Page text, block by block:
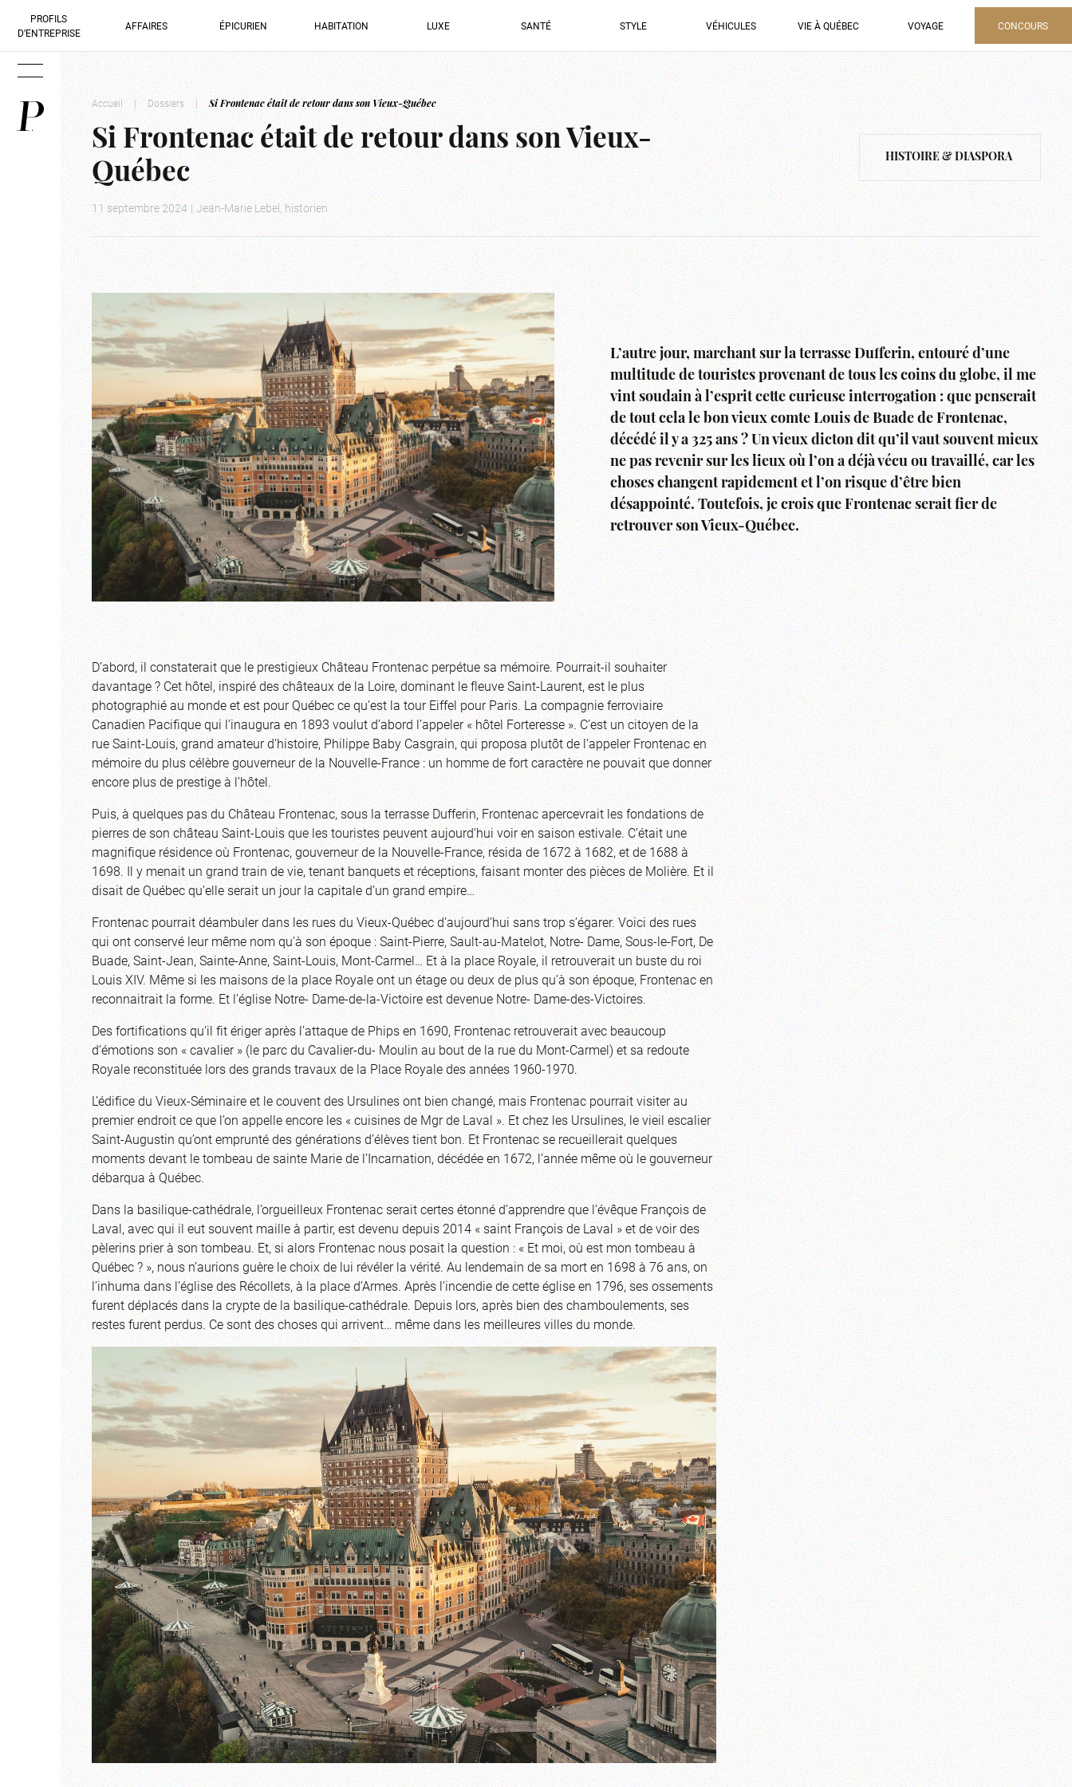
PROFILS
D’ENTREPRISE
AFFAIRES ÉPICURIEN HABITATION LUXE SANTÉ STYLE VÉHICULES VIE À QUÉBEC VOYAGE CONCOURS
Accueil | Dossiers | Si Frontenac était de retour dans son Vieux-Québec
Si Frontenac était de retour dans son Vieux-
Québec
11 septembre 2024 | Jean-Marie Lebel, historien
HISTOIRE & DIASPORA
L’autre jour, marchant sur la terrasse Dufferin, entouré d’une
multitude de touristes provenant de tous les coins du globe, il me
vint soudain à l’esprit cette curieuse interrogation : que penserait
de tout cela le bon vieux comte Louis de Buade de Frontenac,
décédé il y a 325 ans ? Un vieux dicton dit qu’il vaut souvent mieux
ne pas revenir sur les lieux où l’on a déjà vécu ou travaillé, car les
choses changent rapidement et l’on risque d’être bien
désappointé. Toutefois, je crois que Frontenac serait fier de
retrouver son Vieux-Québec.
D’abord, il constaterait que le prestigieux Château Frontenac perpétue sa mémoire. Pourrait-il souhaiter
davantage ? Cet hôtel, inspiré des châteaux de la Loire, dominant le fleuve Saint-Laurent, est le plus
photographié au monde et est pour Québec ce qu’est la tour Eiffel pour Paris. La compagnie ferroviaire
Canadien Pacifique qui l’inaugura en 1893 voulut d’abord l’appeler « hôtel Forteresse ». C’est un citoyen de la
rue Saint-Louis, grand amateur d’histoire, Philippe Baby Casgrain, qui proposa plutôt de l’appeler Frontenac en
mémoire du plus célèbre gouverneur de la Nouvelle-France : un homme de fort caractère ne pouvait que donner
encore plus de prestige à l’hôtel.
Puis, à quelques pas du Château Frontenac, sous la terrasse Dufferin, Frontenac apercevrait les fondations de
pierres de son château Saint-Louis que les touristes peuvent aujourd’hui voir en saison estivale. C’était une
magnifique résidence où Frontenac, gouverneur de la Nouvelle-France, résida de 1672 à 1682, et de 1688 à
1698. Il y menait un grand train de vie, tenant banquets et réceptions, faisant monter des pièces de Molière. Et il
disait de Québec qu’elle serait un jour la capitale d’un grand empire…
Frontenac pourrait déambuler dans les rues du Vieux-Québec d’aujourd’hui sans trop s’égarer. Voici des rues
qui ont conservé leur même nom qu’à son époque : Saint-Pierre, Sault-au-Matelot, Notre- Dame, Sous-le-Fort, De
Buade, Saint-Jean, Sainte-Anne, Saint-Louis, Mont-Carmel… Et à la place Royale, il retrouverait un buste du roi
Louis XIV. Même si les maisons de la place Royale ont un étage ou deux de plus qu’à son époque, Frontenac en
reconnaitrait la forme. Et l’église Notre- Dame-de-la-Victoire est devenue Notre- Dame-des-Victoires.
Des fortifications qu’il fit ériger après l’attaque de Phips en 1690, Frontenac retrouverait avec beaucoup
d’émotions son « cavalier » (le parc du Cavalier-du- Moulin au bout de la rue du Mont-Carmel) et sa redoute
Royale reconstituée lors des grands travaux de la Place Royale des années 1960-1970.
L’édifice du Vieux-Séminaire et le couvent des Ursulines ont bien changé, mais Frontenac pourrait visiter au
premier endroit ce que l’on appelle encore les « cuisines de Mgr de Laval ». Et chez les Ursulines, le vieil escalier
Saint-Augustin qu’ont emprunté des générations d’élèves tient bon. Et Frontenac se recueillerait quelques
moments devant le tombeau de sainte Marie de l’Incarnation, décédée en 1672, l’année même où le gouverneur
débarqua à Québec.
Dans la basilique-cathédrale, l’orgueilleux Frontenac serait certes étonné d’apprendre que l’évêque François de
Laval, avec qui il eut souvent maille à partir, est devenu depuis 2014 « saint François de Laval » et de voir des
pèlerins prier à son tombeau. Et, si alors Frontenac nous posait la question : « Et moi, où est mon tombeau à
Québec ? », nous n’aurions guère le choix de lui révéler la vérité. Au lendemain de sa mort en 1698 à 76 ans, on
l’inhuma dans l’église des Récollets, à la place d’Armes. Après l’incendie de cette église en 1796, ses ossements
furent déplacés dans la crypte de la basilique-cathédrale. Depuis lors, après bien des chamboulements, ses
restes furent perdus. Ce sont des choses qui arrivent… même dans les meilleures villes du monde.